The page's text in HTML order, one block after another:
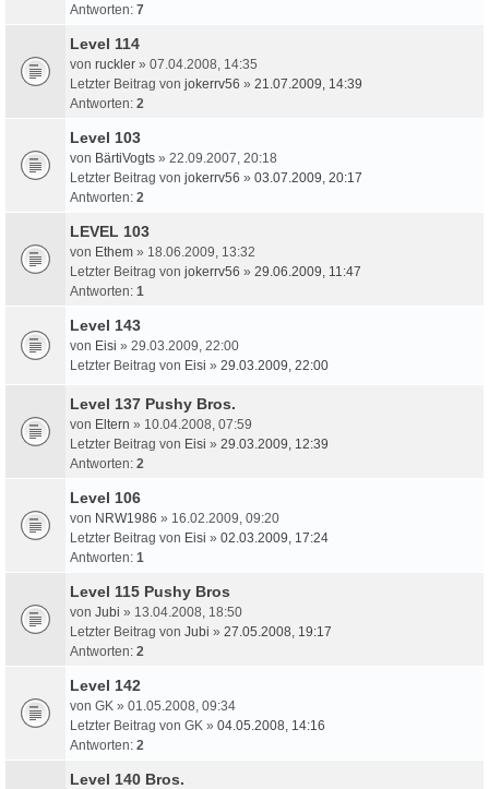
Antworten: 7
Level 114
von ruckler » 07.04.2008, 14:35
Letzter Beitrag von jokerrv56 » 21.07.2009, 14:39
Antworten: 2
Level 103
von BärtiVogts » 22.09.2007, 20:18
Letzter Beitrag von jokerrv56 » 03.07.2009, 20:17
Antworten: 2
LEVEL 103
von Ethem » 18.06.2009, 13:32
Letzter Beitrag von jokerrv56 » 29.06.2009, 11:47
Antworten: 1
Level 143
von Eisi » 29.03.2009, 22:00
Letzter Beitrag von Eisi » 29.03.2009, 22:00
Level 137 Pushy Bros.
von Eltern » 10.04.2008, 07:59
Letzter Beitrag von Eisi » 29.03.2009, 12:39
Antworten: 2
Level 106
von NRW1986 » 16.02.2009, 09:20
Letzter Beitrag von Eisi » 02.03.2009, 17:24
Antworten: 1
Level 115 Pushy Bros
von Jubi » 13.04.2008, 18:50
Letzter Beitrag von Jubi » 27.05.2008, 19:17
Antworten: 2
Level 142
von GK » 01.05.2008, 09:34
Letzter Beitrag von GK » 04.05.2008, 14:16
Antworten: 2
Level 140 Bros.